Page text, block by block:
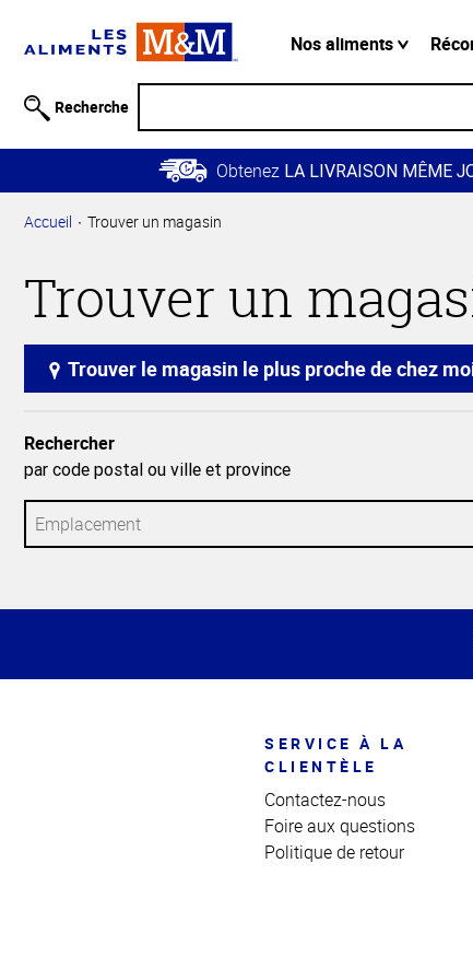
relative à
Passer
contenu
Retour à
principale
Nos aliments
Recherche
Obtenez LA LIVRAISON MÊME
Accueil Trouver un magasin
Trouver un
Trouver le magasin le plus proche de chez
Rechercher
par code postal ou ville et province
de la
SERVICE À LA
CLIENTÈLE
Contactez-nous
Foire aux questions
Politique de retour